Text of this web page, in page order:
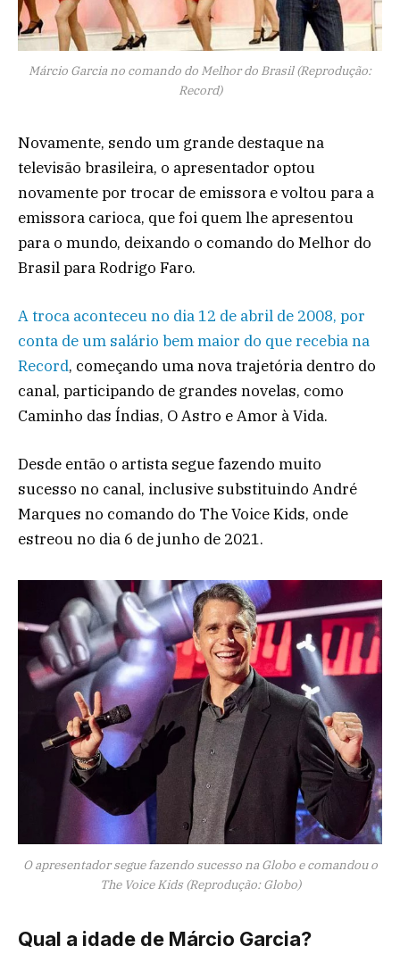
Márcio Garcia no comando do Melhor do Brasil (Reprodução:
Record)
Novamente, sendo um grande destaque na
televisão brasileira, o apresentador optou
novamente por trocar de emissora e voltou para a
emissora carioca, que foi quem lhe apresentou
para o mundo, deixando o comando do Melhor do
Brasil para Rodrigo Faro.
A troca aconteceu no dia 12 de abril de 2008, por
conta de um salário bem maior do que recebia na
Record, começando uma nova trajetória dentro do
canal, participando de grandes novelas, como
Caminho das Índias, O Astro e Amor à Vida.
Desde então o artista segue fazendo muito
sucesso no canal, inclusive substituindo André
Marques no comando do The Voice Kids, onde
estreou no dia 6 de junho de 2021.
O apresentador segue fazendo sucesso na Globo e comandou o
The Voice Kids (Reprodução: Globo)
Qual a idade de Márcio Garcia?